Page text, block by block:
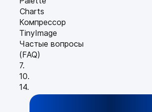
Charts
Компрессор
TinyImage
Частые вопросы
(FAQ)
7.
10.
14.